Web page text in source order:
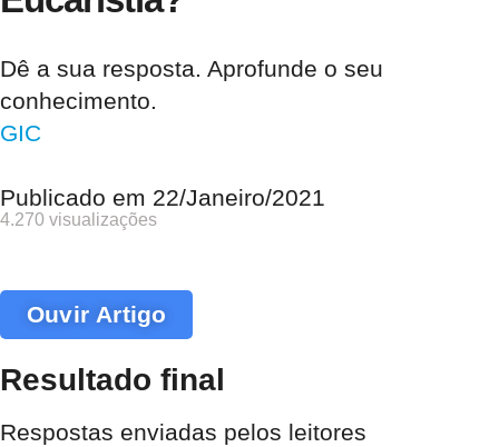
Dê a sua resposta. Aprofunde o seu
conhecimento.
GIC
Publicado em 22/Janeiro/2021
4.270 visualizações
Ouvir Artigo
Resultado final
Respostas enviadas pelos leitores